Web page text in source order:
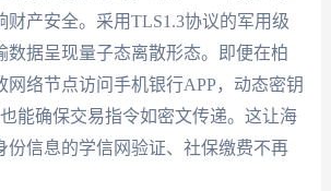
财产安全。采用TLS1.3协议的军用级
数据呈现量子态离散形态。即便在柏
网络节点访问手机银行APP，动态密钥
能确保交易指令如密文传递。这让海
份信息的学信网验证、社保缴费不再